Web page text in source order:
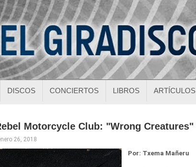
DISCOS CONCIERTOS LIBROS ARTÍCULOS
Motorcycle Club: "Wrong Creatures"
26, 2018
Por: Txema Mañeru